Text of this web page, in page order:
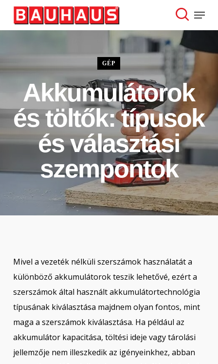
Skip
search
Menu
GÉP
Akkumulátorok
és töltők: típusok
és választási
szempontok
Mivel a vezeték nélküli szerszámok használatát a
különböző akkumulátorok teszik lehetővé, ezért a
szerszámok által használt akkumulátortechnológia
típusának kiválasztása majdnem olyan fontos, mint
maga a szerszámok kiválasztása. Ha például az
akkumulátor kapacitása, töltési ideje vagy tárolási
jellemzője nem illeszkedik az igényeinkhez, abban
Close